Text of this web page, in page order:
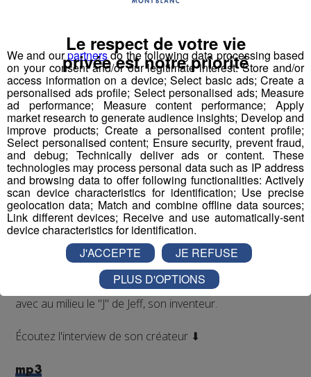
Jean-François Michelin est unhaut-savoyardqui a
commencé par travailler en station de skis. Il a ensuite
accompagné l'inventeur dusaut à l'élastique, AJ
Hackett, en Normandie, à Bali et en Nouvelle Zélande,
avec plus de70 000 sautsà son actif. Il a eu l'idée d'un
tremplin de saut à l'élastiquerévolutionnaire en 2008
et a créé leBun J Rideen 2009.
Quoi ?
Bun J Rideest inspiré de la prononciation
saut à l'élastique("bungee" ou "bungy")
auquel s'ajoute le "ride" du mouvement et de la liberté,
avec au milieu le "J" de Jeff, son inventeur.
Écoutez l'interview de son créateur ⬇
mp3
We and ourpartnersdo the following data processing based
on your consent and/or our legitimate interest: Store and/or
access information on a device; Select basic ads; Create a
personalised ads profile; Select personalised ads; Measure
ad performance; Measure content performance; Apply
market research to generate audience insights; Develop and
improve products; Create a personalised content profile;
Select personalised content; Ensure security, prevent fraud,
and debug; Technically deliver ads or content. These
technologies may process personal data such as IP address
and browsing data to offer following functionalities: Actively
scan device characteristics for identification; Use precise
geolocation data; Match and combine offline data sources;
Link different devices; Receive and use automatically-sent
device characteristics for identification.
Le respect de votre vie
privée est notre priorité
J'ACCEPTE
JE REFUSE
PLUS D'OPTIONS